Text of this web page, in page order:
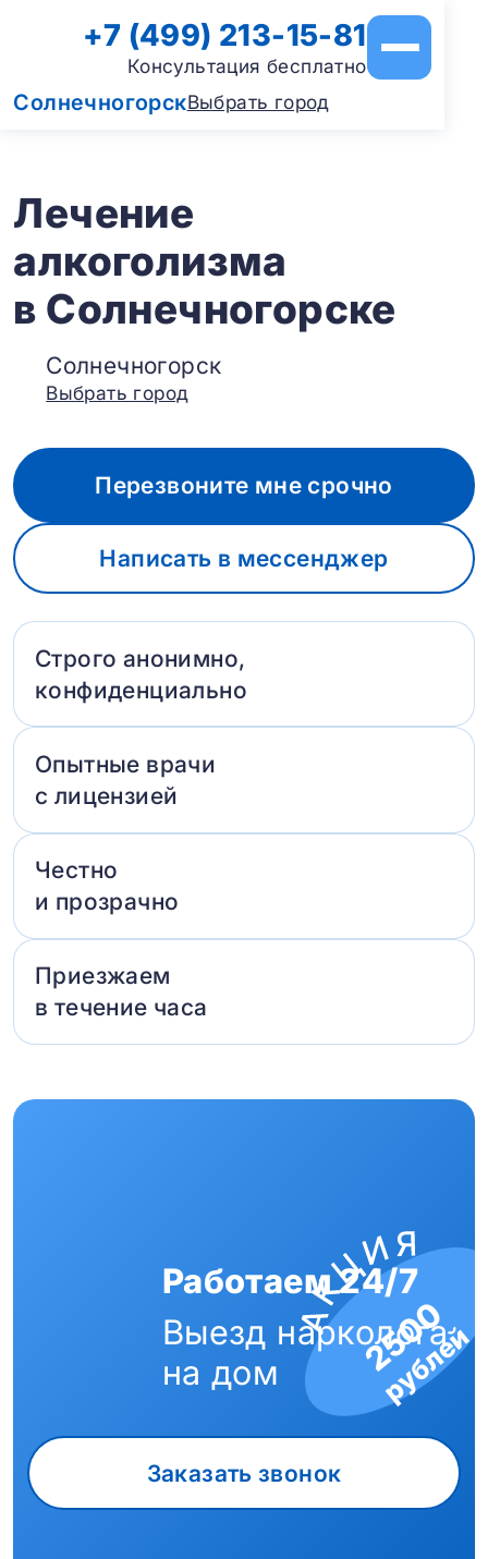
СолнечногорскВыбрать город
+7 (499) 213-15-81
Консультация бесплатно
Лечение
алкоголизма
в Солнечногорске
Солнечногорск
Выбрать город
Перезвоните мне срочно
Написать в мессенджер
Строго анонимно,
конфиденциально
Опытные врачи
с лицензией
Честно
и прозрачно
Приезжаем
в течение часа
2500
рублей
Работаем 24/7
Выезд нарколога
на дом
Заказать звонок